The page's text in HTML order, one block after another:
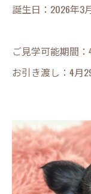
誕生日：2026年3
ご見学可能期間
お引き渡し：4月